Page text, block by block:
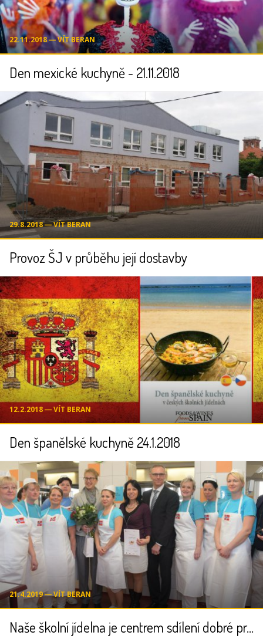
22.11.2018 ― VÍT BERAN
Den mexické kuchyně - 21.11.2018
29.8.2018 ― VÍT BERAN
Provoz ŠJ v průběhu její dostavby
12.2.2018 ― VÍT BERAN
Den španělské kuchyně 24.1.2018
21.4.2019 ― VÍT BERAN
Naše školní jídelna je centrem sdílení dobré praxe